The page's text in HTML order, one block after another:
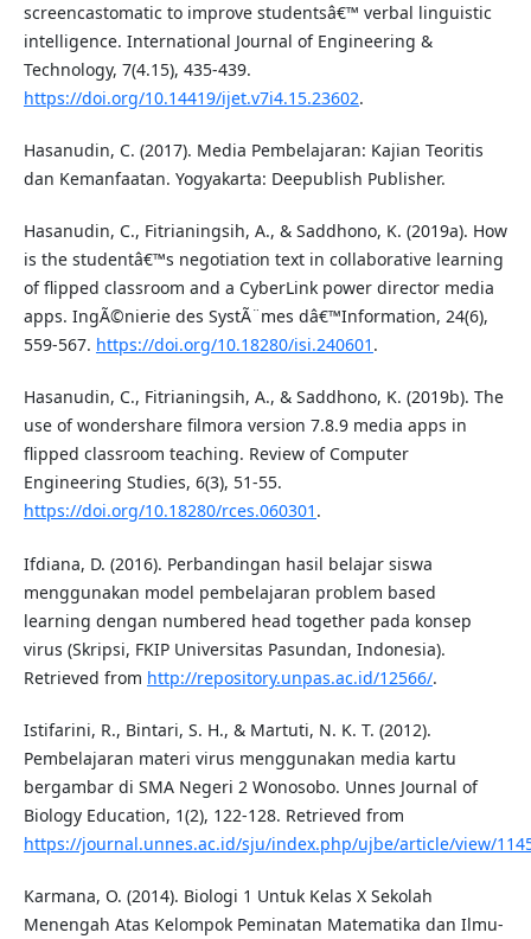
screencastomatic to improve studentsâ€™ verbal linguistic
intelligence. International Journal of Engineering &
Technology, 7(4.15), 435-439.
https://doi.org/10.14419/ijet.v7i4.15.23602.
Hasanudin, C. (2017). Media Pembelajaran: Kajian Teoritis
dan Kemanfaatan. Yogyakarta: Deepublish Publisher.
Hasanudin, C., Fitrianingsih, A., & Saddhono, K. (2019a). How
is the studentâ€™s negotiation text in collaborative learning
of flipped classroom and a CyberLink power director media
apps. IngÃ©nierie des SystÃ¨mes dâ€™Information, 24(6),
559-567. https://doi.org/10.18280/isi.240601 .
Hasanudin, C., Fitrianingsih, A., & Saddhono, K. (2019b). The
use of wondershare filmora version 7.8.9 media apps in
flipped classroom teaching. Review of Computer
Engineering Studies, 6(3), 51-55.
https://doi.org/10.18280/rces.060301 .
Ifdiana, D. (2016). Perbandingan hasil belajar siswa
menggunakan model pembelajaran problem based
learning dengan numbered head together pada konsep
virus (Skripsi, FKIP Universitas Pasundan, Indonesia).
Retrieved from http://repository.unpas.ac.id/12566/.
Istifarini, R., Bintari, S. H., & Martuti, N. K. T. (2012).
Pembelajaran materi virus menggunakan media kartu
bergambar di SMA Negeri 2 Wonosobo. Unnes Journal of
Biology Education, 1(2), 122-128. Retrieved from
https://journal.unnes.ac.id/sju/index.php/ujbe/article/view/
Karmana, O. (2014). Biologi 1 Untuk Kelas X Sekolah
Menengah Atas Kelompok Peminatan Matematika dan Ilmu-